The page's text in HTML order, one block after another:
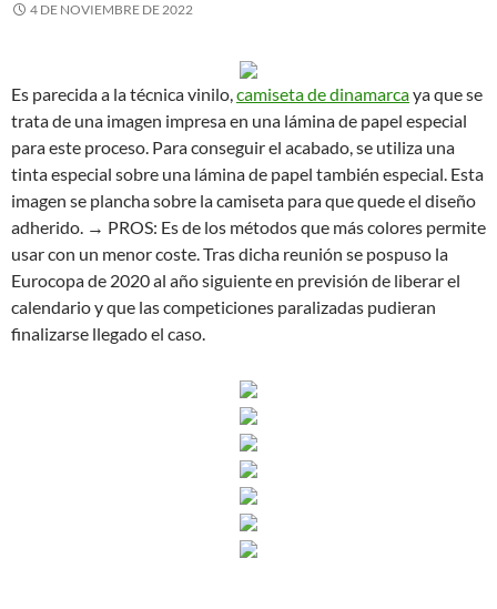
4 DE NOVIEMBRE DE 2022
Es parecida a la técnica vinilo,camiseta de dinamarcaya que se
trata de una imagen impresa en una lámina de papel especial
para este proceso. Para conseguir el acabado, se utiliza una
tinta especial sobre una lámina de papel también especial. Esta
imagen se plancha sobre la camiseta para que quede el diseño
adherido. → PROS: Es de los métodos que más colores permite
usar con un menor coste. Tras dicha reunión se pospuso la
Eurocopa de 2020 al año siguiente en previsión de liberar el
calendario y que las competiciones paralizadas pudieran
finalizarse llegado el caso.